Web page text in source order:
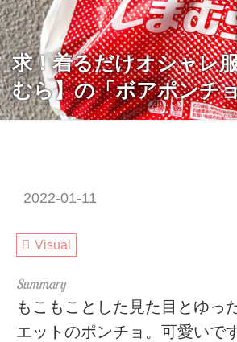
求！着るだけオシャレ
むら】の「ボアポンチ
2022-01-11
Visual
もこもことした見た目とゆっ
エットのポンチョ。可愛いで